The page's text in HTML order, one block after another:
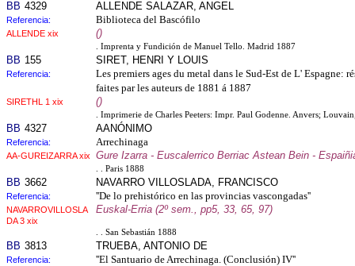
BB 4329 ALLENDE SALAZAR, ANGEL
Referencia: Biblioteca del Bascófilo
ALLENDE xix ()
. Imprenta y Fundición de Manuel Tello. Madrid 1887
BB 155 SIRET, HENRI Y LOUIS
Referencia:
Les premiers ages du metal dans le Sud-Est de L' Espagne:
faites par les auteurs de 1881 á 1887
SIRETHL 1 xix ()
. Imprimerie de Charles Peeters: Impr. Paul Godenne. Anvers;
BB 4327 AANÓNIMO
Referencia: Arrechinaga
AA-GUREIZARRA xix Gure Izarra - Euscalerrico Berriac Astean Bein -
. . Paris 1888
BB 3662 NAVARRO VILLOSLADA, FRANCISCO
Referencia: ''De lo prehistórico en las provincias vascongadas''
NAVARROVILLOSLA Euskal-Erria (2º sem., pp5, 33, 65, 97)
DA 3 xix
. . San Sebastián 1888
BB 3813 TRUEBA, ANTONIO DE
Referencia: ''El Santuario de Arrechinaga. (Conclusión) IV''